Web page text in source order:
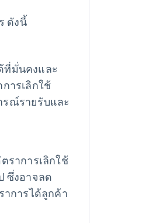
ดังนี้
ที่มั่นคงและ
ารเลิกใช้
รณ์รายรับและ
ราการเลิกใช้
ซึ่งอาจลด
าการได้ลูกค้า